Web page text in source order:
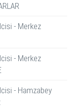
- Merkez
- Merkez
- Hamzabey